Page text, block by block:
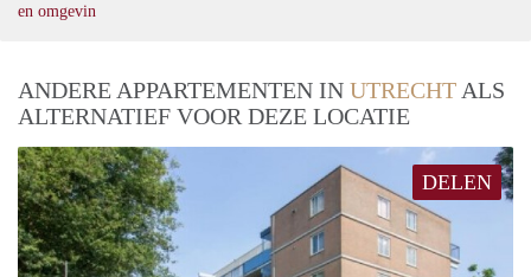
en omgevin
ANDERE APPARTEMENTEN IN UTRECHT ALS
ALTERNATIEF VOOR DEZE LOCATIE
DELEN